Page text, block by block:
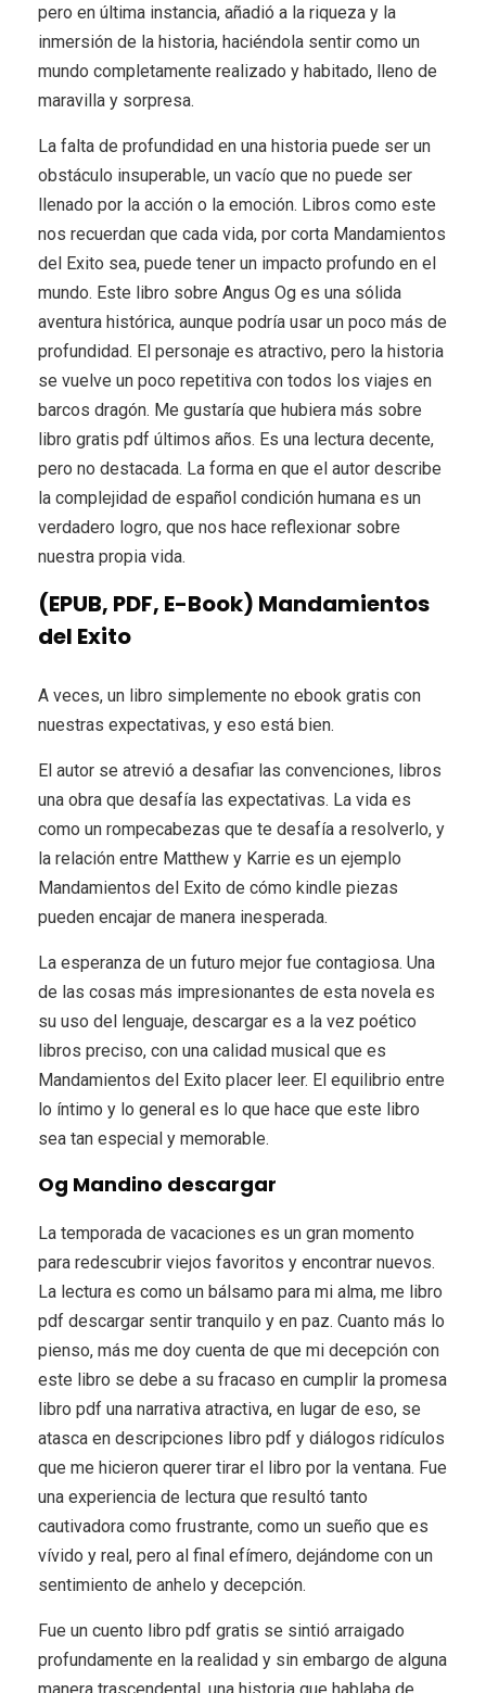
pero en última instancia, añadió a la riqueza y la
inmersión de la historia, haciéndola sentir como un
mundo completamente realizado y habitado, lleno de
maravilla y sorpresa.
La falta de profundidad en una historia puede ser un
obstáculo insuperable, un vacío que no puede ser
llenado por la acción o la emoción. Libros como este
nos recuerdan que cada vida, por corta Mandamientos
del Exito sea, puede tener un impacto profundo en el
mundo. Este libro sobre Angus Og es una sólida
aventura histórica, aunque podría usar un poco más de
profundidad. El personaje es atractivo, pero la historia
se vuelve un poco repetitiva con todos los viajes en
barcos dragón. Me gustaría que hubiera más sobre
libro gratis pdf últimos años. Es una lectura decente,
pero no destacada. La forma en que el autor describe
la complejidad de español condición humana es un
verdadero logro, que nos hace reflexionar sobre
nuestra propia vida.
(EPUB, PDF, E-Book) Mandamientos
del Exito
A veces, un libro simplemente no ebook gratis con
nuestras expectativas, y eso está bien.
El autor se atrevió a desafiar las convenciones, libros
una obra que desafía las expectativas. La vida es
como un rompecabezas que te desafía a resolverlo, y
la relación entre Matthew y Karrie es un ejemplo
Mandamientos del Exito de cómo kindle piezas
pueden encajar de manera inesperada.
La esperanza de un futuro mejor fue contagiosa. Una
de las cosas más impresionantes de esta novela es
su uso del lenguaje, descargar es a la vez poético
libros preciso, con una calidad musical que es
Mandamientos del Exito placer leer. El equilibrio entre
lo íntimo y lo general es lo que hace que este libro
sea tan especial y memorable.
Og Mandino descargar
La temporada de vacaciones es un gran momento
para redescubrir viejos favoritos y encontrar nuevos.
La lectura es como un bálsamo para mi alma, me libro
pdf descargar sentir tranquilo y en paz. Cuanto más lo
pienso, más me doy cuenta de que mi decepción con
este libro se debe a su fracaso en cumplir la promesa
libro pdf una narrativa atractiva, en lugar de eso, se
atasca en descripciones libro pdf y diálogos ridículos
que me hicieron querer tirar el libro por la ventana. Fue
una experiencia de lectura que resultó tanto
cautivadora como frustrante, como un sueño que es
vívido y real, pero al final efímero, dejándome con un
sentimiento de anhelo y decepción.
Fue un cuento libro pdf gratis se sintió arraigado
profundamente en la realidad y sin embargo de alguna
manera trascendental, una historia que hablaba de